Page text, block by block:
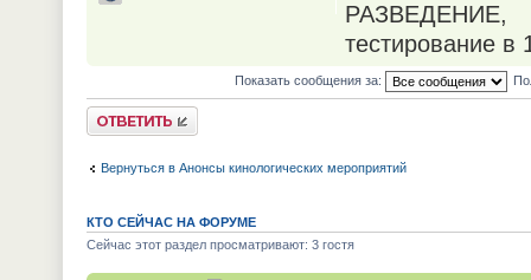
РАЗВЕДЕНИЕ,
тестирование в
Показать сообщения за:
Ответить
Вернуться в Анонсы кинологических мероприятий
КТО СЕЙЧАС НА ФОРУМЕ
Сейчас этот раздел просматривают: 3 гостя